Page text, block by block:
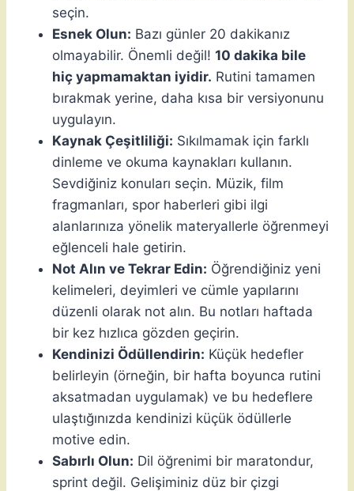
seçin.
Esnek Olun: Bazı günler 20 dakikanız
olmayabilir. Önemli değil! 10 dakika bile
hiç yapmamaktan iyidir. Rutini tamamen
bırakmak yerine, daha kısa bir versiyonunu
uygulayın.
Kaynak Çeşitliliği: Sıkılmamak için farklı
dinleme ve okuma kaynakları kullanın.
Sevdiğiniz konuları seçin. Müzik, film
fragmanları, spor haberleri gibi ilgi
alanlarınıza yönelik materyallerle öğrenmeyi
eğlenceli hale getirin.
Not Alın ve Tekrar Edin: Öğrendiğiniz yeni
kelimeleri, deyimleri ve cümle yapılarını
düzenli olarak not alın. Bu notları haftada
bir kez hızlıca gözden geçirin.
Kendinizi Ödüllendirin: Küçük hedefler
belirleyin (örneğin, bir hafta boyunca rutini
aksatmadan uygulamak) ve bu hedeflere
ulaştığınızda kendinizi küçük ödüllerle
motive edin.
Sabırlı Olun: Dil öğrenimi bir maratondur,
sprint değil. Gelişiminiz düz bir çizgi